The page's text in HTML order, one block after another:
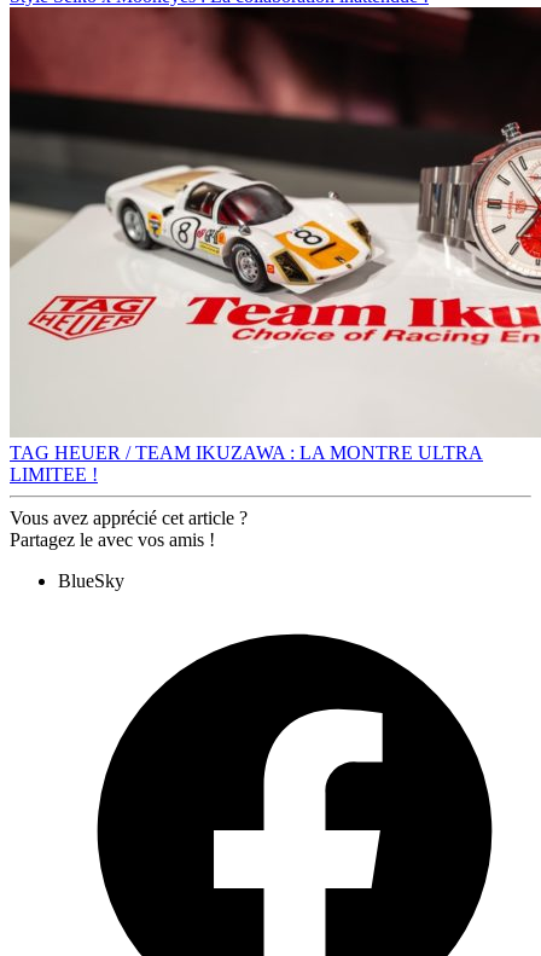
TAG HEUER / TEAM IKUZAWA : LA MONTRE ULTRA
LIMITEE !
Vous avez apprécié cet article ?
Partagez le avec vos amis !
BlueSky